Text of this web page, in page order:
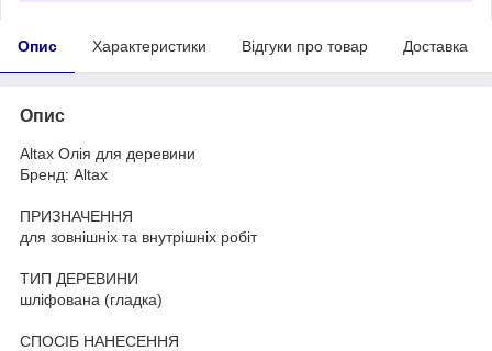
Опис Характеристики Відгуки про товар Доставка
Опис
Altax Олія для деревини
Бренд: Altax
ПРИЗНАЧЕННЯ
для зовнішніх та внутрішніх робіт
ТИП ДЕРЕВИНИ
шліфована (гладка)
СПОСІБ НАНЕСЕННЯ